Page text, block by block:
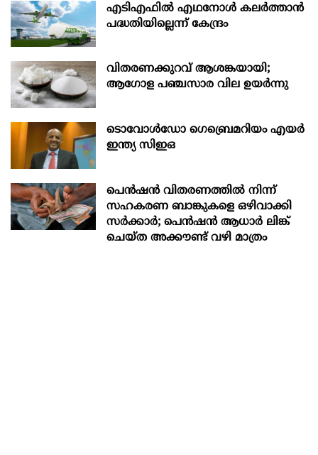
എടിഎഫില്‍ എഥനോള്‍ കലര്‍ത്താന്‍
പദ്ധതിയില്ലെന്ന് കേന്ദ്രം
വിതരണക്കുറവ് ആശങ്കയായി;
ആഗോള പഞ്ചസാര വില ഉയര്‍ന്നു
ടൊവോൾഡോ ഗെബ്രെമറിയം എയർ
ഇന്ത്യ സിഇഒ
പെൻഷൻ വിതരണത്തിൽ നിന്ന്
സഹകരണ ബാങ്കുകളെ ഒഴിവാക്കി
സർക്കാർ; പെൻഷൻ ആധാർ‌ ലിങ്ക്
ചെയ്ത അക്കൗണ്ട് വഴി മാത്രം